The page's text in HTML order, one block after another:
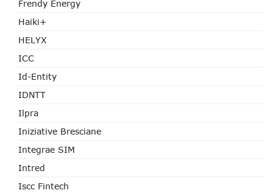
Frendy Energy
Haiki+
HELYX
ICC
Id-Entity
IDNTT
Ilpra
Iniziative Bresciane
Integrae SIM
Intred
Iscc Fintech